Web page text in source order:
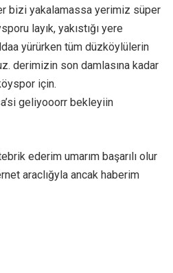
bizi yakalamassa yerimiz süper
layık, yakıstığı yere
yürürken tüm düzköylülerin
derimizin son damlasına kadar
için.
geliyooorr bekleyiin
ederim umarım başarılı olur
araclığyla ancak haberim